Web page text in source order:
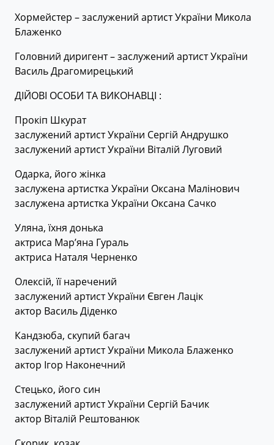
Хормейстер – заслужений артист України Микола
Блаженко
Головний диригент – заслужений артист України
Василь Драгомирецький
ДІЙОВІ ОСОБИ ТА ВИКОНАВЦІ :
Прокіп Шкурат
заслужений артист України Сергій Андрушко
заслужений артист України Віталій Луговий
Одарка, його жінка
заслужена артистка України Оксана Малінович
заслужена артистка України Оксана Сачко
Уляна, їхня донька
актриса Мар’яна Гураль
актриса Наталя Черненко
Олексій, її наречений
заслужений артист України Євген Лацік
актор Василь Діденко
Кандзюба, скупий багач
заслужений артист України Микола Блаженко
актор Ігор Наконечний
Стецько, його син
заслужений артист України Сергій Бачик
актор Віталій Рештованюк